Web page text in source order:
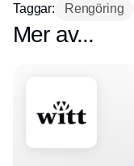
Taggar: Rengöring
Mer av...